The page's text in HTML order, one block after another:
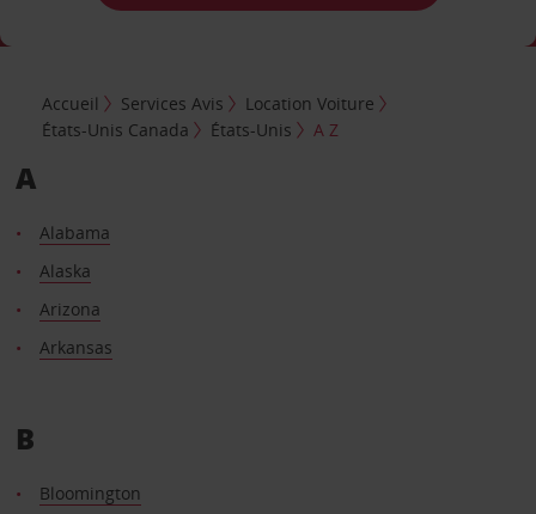
Accueil Services Avis
Location Voiture
États-Unis Canada
États-Unis A Z
A
Alabama
Alaska
Arizona
Arkansas
B
Bloomington